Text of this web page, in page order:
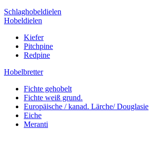
Schlaghobeldielen
Hobeldielen
Kiefer
Pitchpine
Redpine
Hobelbretter
Fichte gehobelt
Fichte weiß grund.
Europäische / kanad. Lärche/ Douglasie
Eiche
Meranti